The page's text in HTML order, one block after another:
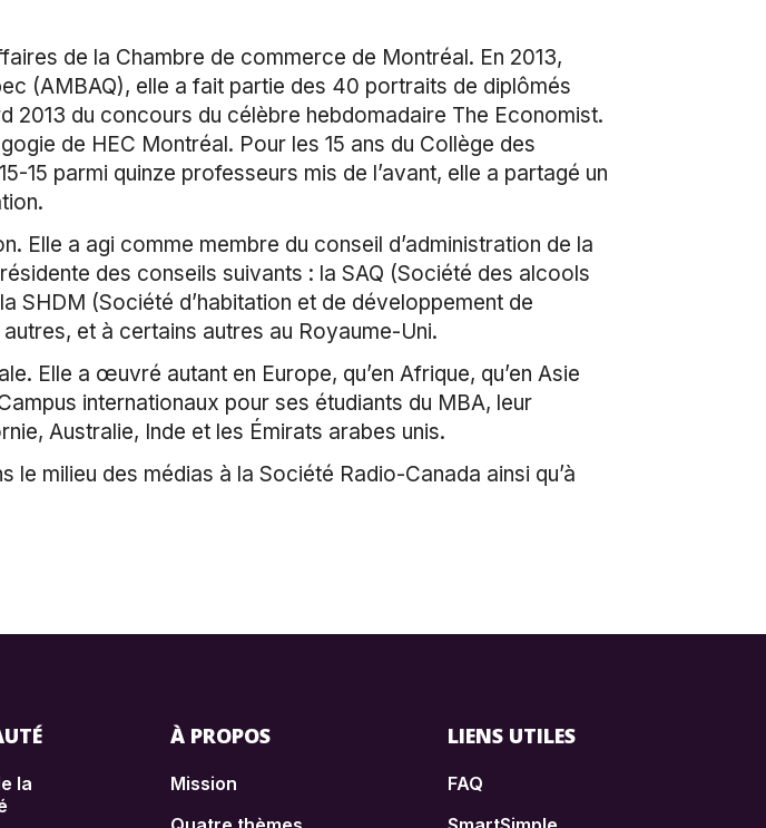
de la Chambre de commerce de Montréal. En 2013,
(AMBAQ), elle a fait partie des 40 portraits de diplômés
du concours du célèbre hebdomadaire The Economist.
de HEC Montréal. Pour les 15 ans du Collège des
15 parmi quinze professeurs mis de l’avant, elle a partagé un
Elle a agi comme membre du conseil d’administration de la
des conseils suivants : la SAQ (Société des alcools
SHDM (Société d’habitation et de développement de
et à certains autres au Royaume-Uni.
Elle a œuvré autant en Europe, qu’en Afrique, qu’en Asie
internationaux pour ses étudiants du MBA, leur
Australie, Inde et les Émirats arabes unis.
milieu des médias à la Société Radio-Canada ainsi qu’à
la
À PROPOS
Mission
LIENS UTILES
FAQ